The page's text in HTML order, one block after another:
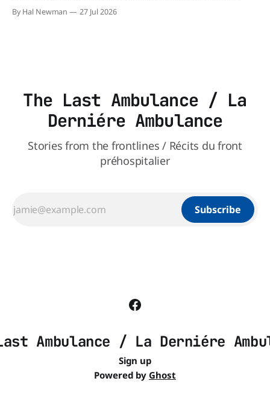
une question plus large : les blessures psychologiques chez
By Hal Newman 27 Jul 2026
The Last Ambulance / La
Derniére Ambulance
Stories from the frontlines / Récits du front
préhospitalier
Subscribe
Ambulance / La Derniére
Sign up
Powered by Ghost